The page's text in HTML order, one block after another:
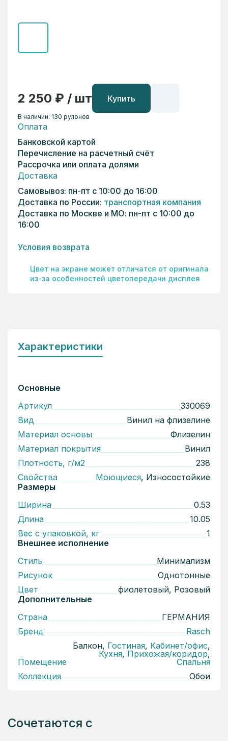
2 250 ₽ / шт Купить
В наличии: 130 рулонов
Оплата
Банковской картой
Перечисление на расчетный счёт
Рассрочка или оплата долями
Доставка
Самовывоз: пн-пт с 10:00 до 16:00
Доставка по России: транспортная компания
Доставка по Москве и МО: пн-пт с 10:00 до
16:00
Условия возврата
Цвет на экране может отличатся от оригинала
из-за особенностей цветопередачи дисплея
Характеристики
Основные
Артикул
330069
Вид
Винил на флизелине
Материал основы
Флизелин
Материал покрытия
Винил
Плотность, г/м2
238
Свойства
Моющиеся, Износостойкие
Размеры
Ширина
0.53
Длина
10.05
Вес с упаковкой, кг
1
Внешнее исполнение
Стиль
Минимализм
Рисунок
Однотонные
Цвет
фиолетовый, Розовый
Дополнительные
Страна
ГЕРМАНИЯ
Бренд
Rasch
Помещение
Балкон, Гостиная, Кабинет/офис,
Кухня, Прихожая/коридор,
Спальня
Коллекция
Обои
Сочетаются с